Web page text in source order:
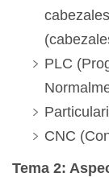
PLC
CNC
Tema 2: